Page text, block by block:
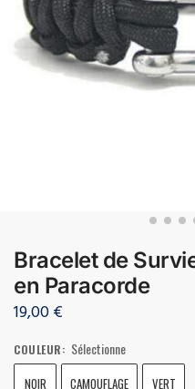
Bracelet de
en Paracorde
19,00€
COULEUR: Sélectionne
NOIR CAMOUFLAGE VERT